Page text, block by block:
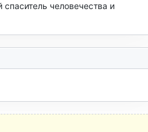
человечества и